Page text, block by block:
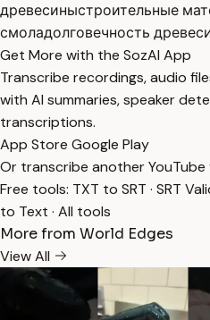
древесиныстроительные
смоладолговечность
Get More with the SozAI App
Transcribe recordings, audio
with AI summaries, speaker
transcriptions.
App Store Google Play
Or transcribe another
Free tools: TXT to SRT · SRT
to Text · All tools
More from World Edges
View All